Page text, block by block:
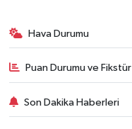
Hava Durumu
Puan Durumu ve Fikstür
Son Dakika Haberleri